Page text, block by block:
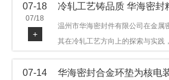
产品，广泛应用于石油机械、管道
领域。本文从尺寸精度的技术内涵
现华海密封在该领域的务实探索与
07-18
07/18
+
冷轧工艺铸品质 华海密封
温州市华海密封件有限公司在金属
其在冷轧工艺方向上的探索与实践
品，广泛应用于石油机械、管道法
07-14